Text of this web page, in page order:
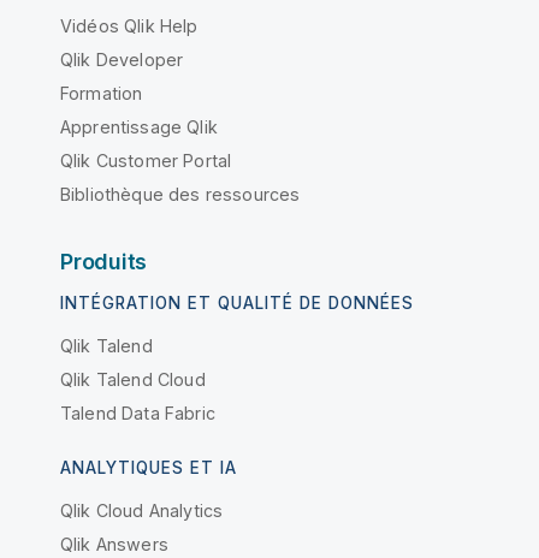
Vidéos Qlik Help
Qlik Developer
Formation
Apprentissage Qlik
Qlik Customer Portal
Bibliothèque des ressources
Produits
INTÉGRATION ET QUALITÉ DE DONNÉES
Qlik Talend
Qlik Talend Cloud
Talend Data Fabric
ANALYTIQUES ET IA
Qlik Cloud Analytics
Qlik Answers